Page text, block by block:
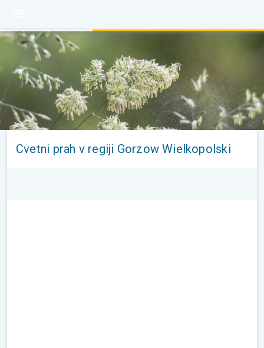
Cvetni prah v regiji Gorzow Wielkopolski